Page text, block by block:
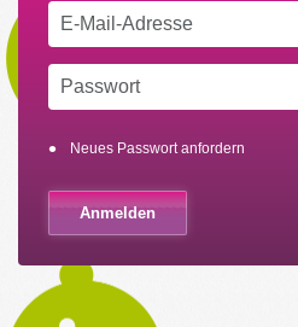
Neues Passwort anfordern